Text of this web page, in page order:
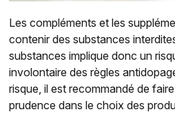
Les compléments et les
contenir des substances
substances implique donc un
involontaire des règles
risque, il est recommandé de
prudence dans le choix des